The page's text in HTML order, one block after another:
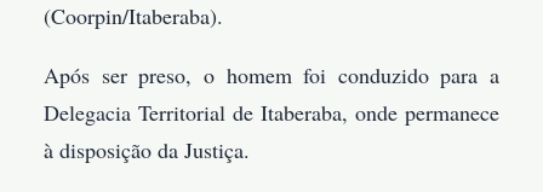
(Coorpin/Itaberaba).
Após ser preso, o homem foi conduzido para a
Delegacia Territorial de Itaberaba, onde permanece
à disposição da Justiça.